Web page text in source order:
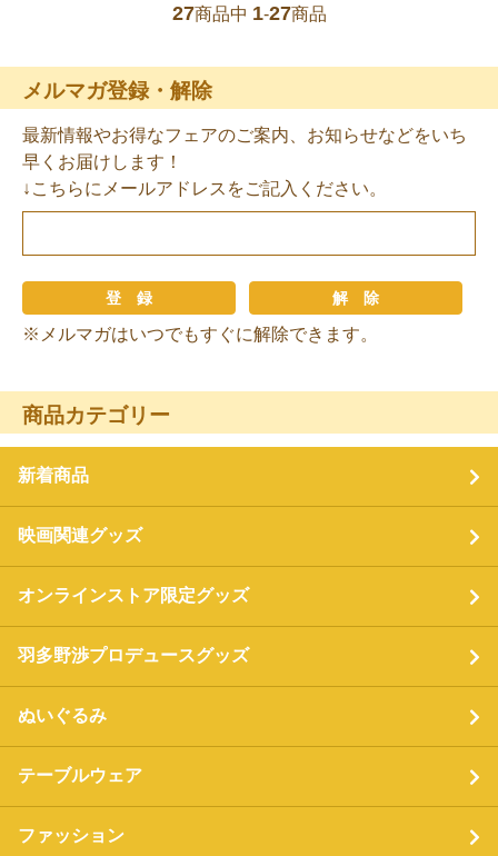
27商品中 1-27商品
メルマガ登録・解除
最新情報やお得なフェアのご案内、お知らせなどをいち
早くお届けします！
↓こちらにメールアドレスをご記入ください。
※メルマガはいつでもすぐに解除できます。
商品カテゴリー
新着商品
映画関連グッズ
オンラインストア限定グッズ
羽多野渉プロデュースグッズ
ぬいぐるみ
テーブルウェア
ファッション